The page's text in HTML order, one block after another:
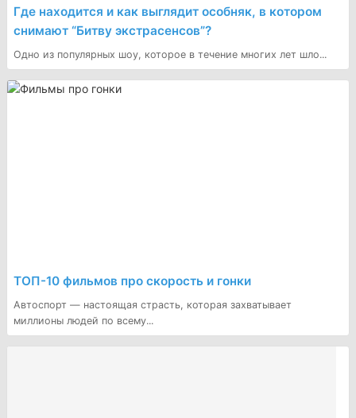
Где находится и как выглядит особняк, в котором
снимают “Битву экстрасенсов”?
Одно из популярных шоу, которое в течение многих лет шло...
ТОП-10 фильмов про скорость и гонки
Автоспорт — настоящая страсть, которая захватывает
миллионы людей по всему...